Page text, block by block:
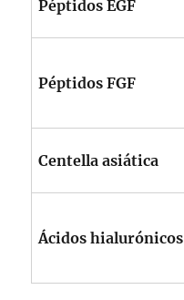
Péptidos EGF
Péptidos FGF
Centella asiática
Ácidos hialurónicos